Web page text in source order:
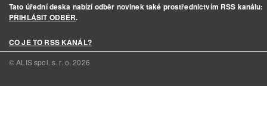
Tato úřední deska nabízí odběr novinek také prostřednictvím RSS kanálu:
PŘIHLÁSIT ODBĚR.
CO JE TO RSS KANÁL?
© ALIS spol. s. r. o.2026